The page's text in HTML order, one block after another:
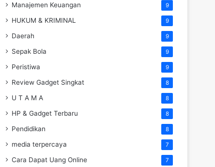
Manajemen Keuangan 9
HUKUM & KRIMINAL 9
Daerah 9
Sepak Bola 9
Peristiwa 9
Review Gadget Singkat 8
U T A M A 8
HP & Gadget Terbaru 8
Pendidikan 8
media terpercaya 7
Cara Dapat Uang Online 7